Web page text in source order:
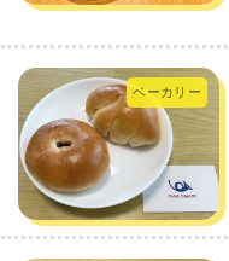
ベーカリー